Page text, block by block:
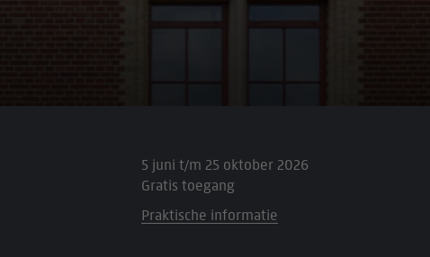
5 juni t/m 25 oktober 2026
Gratis toegang
Praktische informatie